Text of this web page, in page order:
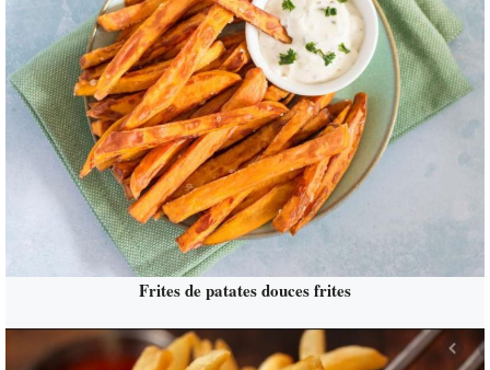
Frites de patates douces frites